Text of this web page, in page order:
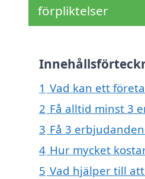
förpliktelser
1 Vad kan ett
2 Få alltid minst 3
3 Få 3
4 Hur mycket
5 Vad hjälper till